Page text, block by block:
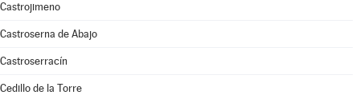
Castrojimeno
Castroserna de Abajo
Castroserracín
Cedillo de la Torre